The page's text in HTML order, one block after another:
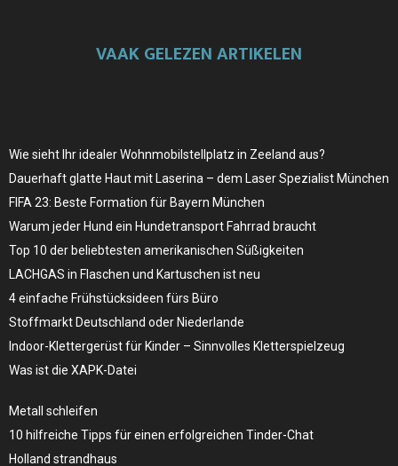
VAAK GELEZEN ARTIKELEN
Wie sieht Ihr idealer Wohnmobilstellplatz in Zeeland aus?
Dauerhaft glatte Haut mit Laserina – dem Laser Spezialist München
FIFA 23: Beste Formation für Bayern München
Warum jeder Hund ein Hundetransport Fahrrad braucht
Top 10 der beliebtesten amerikanischen Süßigkeiten
LACHGAS in Flaschen und Kartuschen ist neu
4 einfache Frühstücksideen fürs Büro
Stoffmarkt Deutschland oder Niederlande
Indoor-Klettergerüst für Kinder – Sinnvolles Kletterspielzeug
Was ist die XAPK-Datei
Metall schleifen
10 hilfreiche Tipps für einen erfolgreichen Tinder-Chat
Holland strandhaus